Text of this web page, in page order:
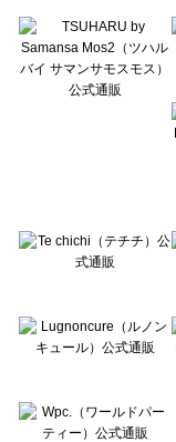
Lugnoncure（ルノンキュー
BETTY'S BLUE（べティーズ
Wpc.（ワールドパーティー